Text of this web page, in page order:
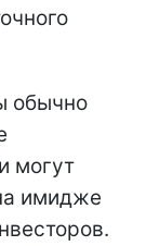
обычно
могут
имидже